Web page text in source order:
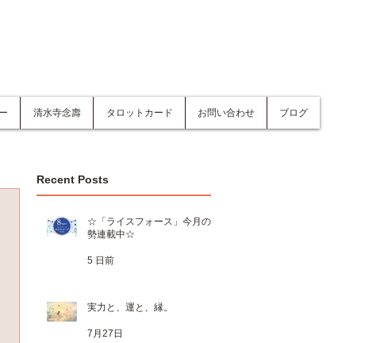
清水寺念壽 タロットカード お問い合わせ ブログ
Recent Posts
☆「ライスフォース」今月の運
勢連載中☆
5 日前
実力と、運と、縁。
7月27日